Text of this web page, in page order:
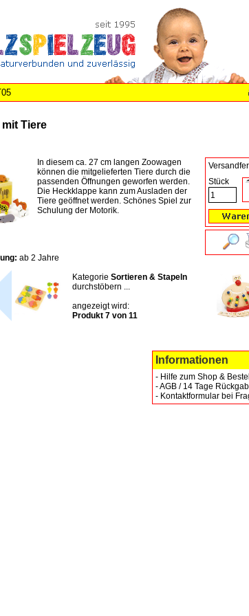
Tiere
In diesem ca. 27 cm langen Zoowagen
können die mitgelieferten Tiere durch die
passenden Öffnungen geworfen werden.
Die Heckklappe kann zum Ausladen der
Tiere geöffnet werden. Schönes Spiel zur
Schulung der Motorik.
ab 2 Jahre
Stück
Kategorie Sortieren & Stapeln
durchstöbern ...
angezeigt wird:
Produkt 7 von 11
Informationen
- Hilfe zum Shop &
-AGB / 14 Tage
- Kontaktformular bei